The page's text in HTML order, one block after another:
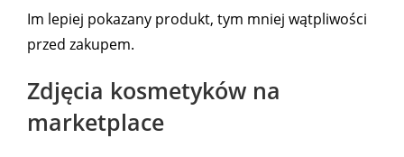
Im lepiej pokazany produkt, tym mniej wątpliwości
przed zakupem.
Zdjęcia kosmetyków na
marketplace